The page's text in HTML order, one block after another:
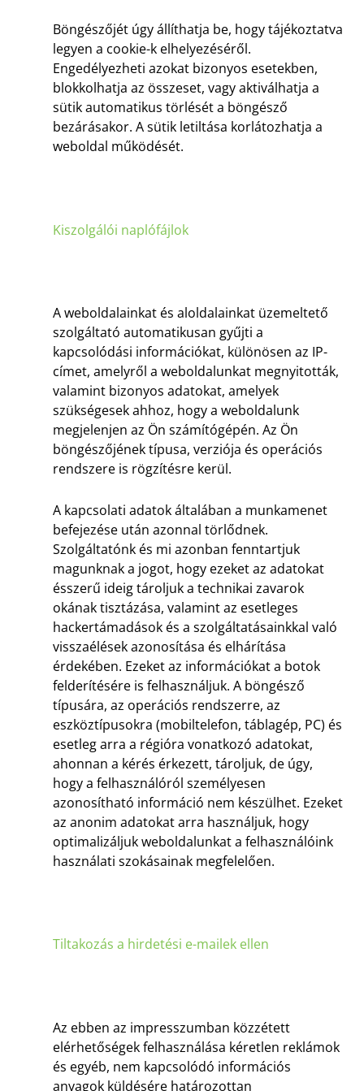
Böngészőjét úgy állíthatja be, hogy tájékoztatva
legyen a cookie-k elhelyezéséről.
Engedélyezheti azokat bizonyos esetekben,
blokkolhatja az összeset, vagy aktiválhatja a
sütik automatikus törlését a böngésző
bezárásakor. A sütik letiltása korlátozhatja a
weboldal működését.
Kiszolgálói naplófájlok
A weboldalainkat és aloldalainkat üzemeltető
szolgáltató automatikusan gyűjti a
kapcsolódási információkat, különösen az IP-
címet, amelyről a weboldalunkat megnyitották,
valamint bizonyos adatokat, amelyek
szükségesek ahhoz, hogy a weboldalunk
megjelenjen az Ön számítógépén. Az Ön
böngészőjének típusa, verziója és operációs
rendszere is rögzítésre kerül.
A kapcsolati adatok általában a munkamenet
befejezése után azonnal törlődnek.
Szolgáltatónk és mi azonban fenntartjuk
magunknak a jogot, hogy ezeket az adatokat
ésszerű ideig tároljuk a technikai zavarok
okának tisztázása, valamint az esetleges
hackertámadások és a szolgáltatásainkkal való
visszaélések azonosítása és elhárítása
érdekében. Ezeket az információkat a botok
felderítésére is felhasználjuk. A böngésző
típusára, az operációs rendszerre, az
eszköztípusokra (mobiltelefon, táblagép, PC) és
esetleg arra a régióra vonatkozó adatokat,
ahonnan a kérés érkezett, tároljuk, de úgy,
hogy a felhasználóról személyesen
azonosítható információ nem készülhet. Ezeket
az anonim adatokat arra használjuk, hogy
optimalizáljuk weboldalunkat a felhasználóink
használati szokásainak megfelelően.
Tiltakozás a hirdetési e-mailek ellen
Az ebben az impresszumban közzétett
elérhetőségek felhasználása kéretlen reklámok
és egyéb, nem kapcsolódó információs
anyagok küldésére határozottan